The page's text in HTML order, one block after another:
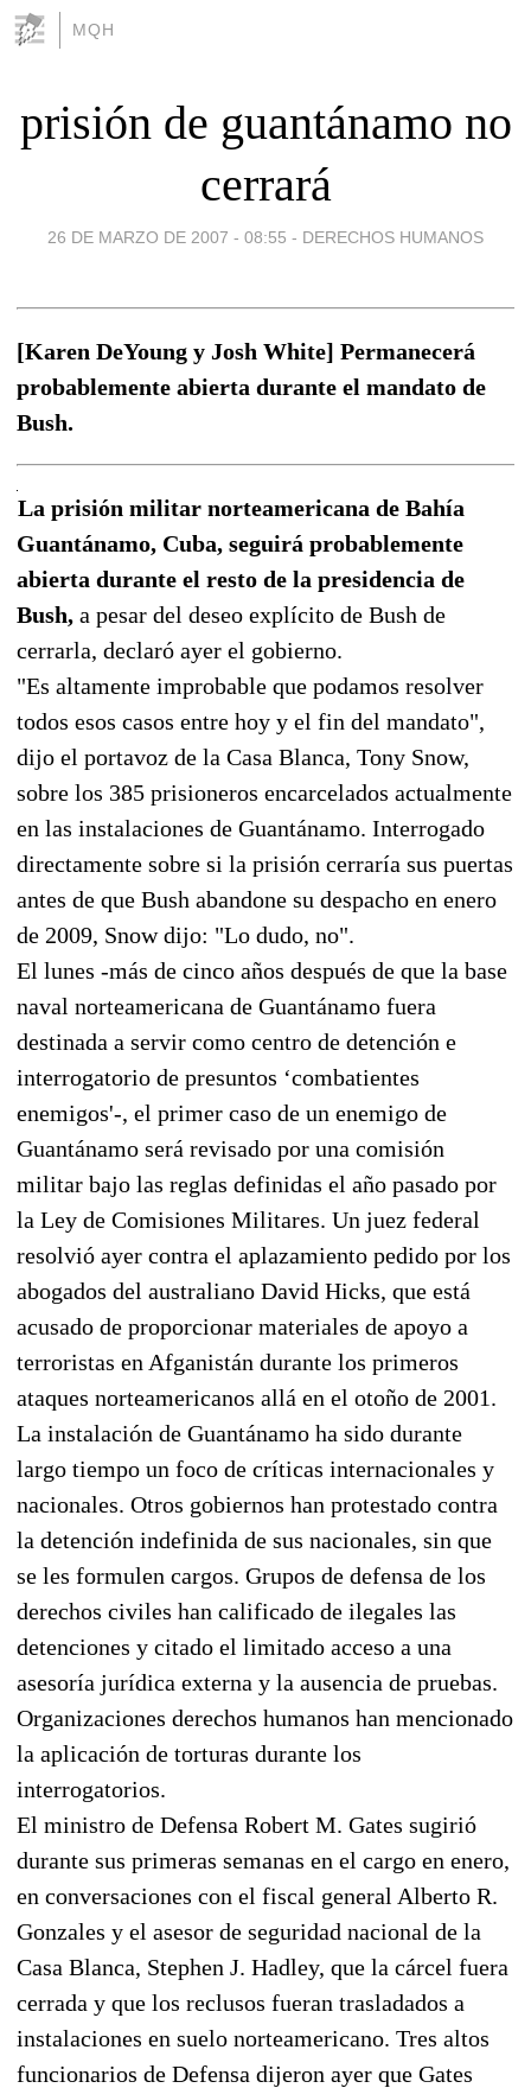
MQH
prisión de guantánamo no
cerrará
26 DE MARZO DE 2007 - 08:55 - DERECHOS HUMANOS
[Karen DeYoung y Josh White] Permanecerá
probablemente abierta durante el mandato de
Bush.
La prisión militar norteamericana de Bahía
Guantánamo, Cuba, seguirá probablemente
abierta durante el resto de la presidencia de
Bush, a pesar del deseo explícito de Bush de
cerrarla, declaró ayer el gobierno.
"Es altamente improbable que podamos resolver
todos esos casos entre hoy y el fin del mandato",
dijo el portavoz de la Casa Blanca, Tony Snow,
sobre los 385 prisioneros encarcelados actualmente
en las instalaciones de Guantánamo. Interrogado
directamente sobre si la prisión cerraría sus puertas
antes de que Bush abandone su despacho en enero
de 2009, Snow dijo: "Lo dudo, no".
El lunes -más de cinco años después de que la base
naval norteamericana de Guantánamo fuera
destinada a servir como centro de detención e
interrogatorio de presuntos ‘combatientes
enemigos'-, el primer caso de un enemigo de
Guantánamo será revisado por una comisión
militar bajo las reglas definidas el año pasado por
la Ley de Comisiones Militares. Un juez federal
resolvió ayer contra el aplazamiento pedido por los
abogados del australiano David Hicks, que está
acusado de proporcionar materiales de apoyo a
terroristas en Afganistán durante los primeros
ataques norteamericanos allá en el otoño de 2001.
La instalación de Guantánamo ha sido durante
largo tiempo un foco de críticas internacionales y
nacionales. Otros gobiernos han protestado contra
la detención indefinida de sus nacionales, sin que
se les formulen cargos. Grupos de defensa de los
derechos civiles han calificado de ilegales las
detenciones y citado el limitado acceso a una
asesoría jurídica externa y la ausencia de pruebas.
Organizaciones derechos humanos han mencionado
la aplicación de torturas durante los
interrogatorios.
El ministro de Defensa Robert M. Gates sugirió
durante sus primeras semanas en el cargo en enero,
en conversaciones con el fiscal general Alberto R.
Gonzales y el asesor de seguridad nacional de la
Casa Blanca, Stephen J. Hadley, que la cárcel fuera
cerrada y que los reclusos fueran trasladados a
instalaciones en suelo norteamericano. Tres altos
funcionarios de Defensa dijeron ayer que Gates